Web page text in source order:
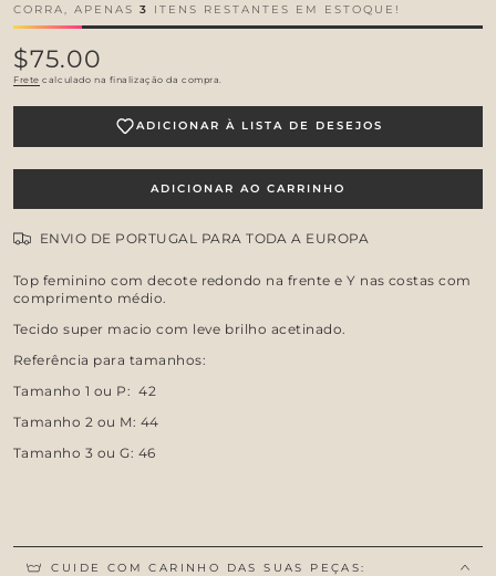
CORRA, APENAS 3 ITENS RESTANTES EM ESTOQUE!
Preço
regular
$75.00
Frete calculado na finalização da compra.
ADICIONAR À LISTA DE DESEJOS
ADICIONAR AO CARRINHO
ENVIO DE PORTUGAL PARA TODA A EUROPA
Top feminino com decote redondo na frente e Y nas costas com
comprimento médio.
Tecido super macio com leve brilho acetinado.
Referência para tamanhos:
Tamanho 1 ou P: 42
Tamanho 2 ou M: 44
Tamanho 3 ou G: 46
CUIDE COM CARINHO DAS SUAS PEÇAS: